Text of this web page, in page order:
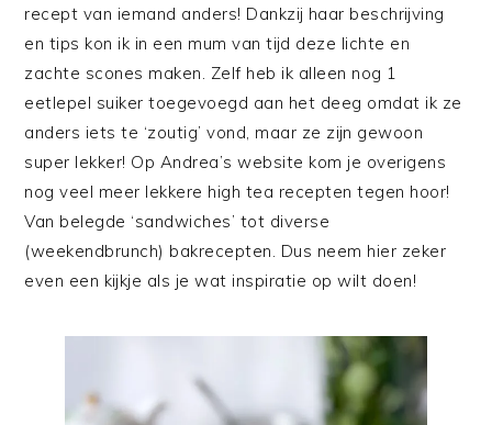
recept van iemand anders! Dankzij haar beschrijving
en tips kon ik in een mum van tijd deze lichte en
zachte scones maken. Zelf heb ik alleen nog 1
eetlepel suiker toegevoegd aan het deeg omdat ik ze
anders iets te ‘zoutig’ vond, maar ze zijn gewoon
super lekker! Op Andrea’s website kom je overigens
nog veel meer lekkere high tea recepten tegen hoor!
Van belegde ‘sandwiches’ tot diverse
(weekendbrunch) bakrecepten. Dus neem hier zeker
even een kijkje als je wat inspiratie op wilt doen!